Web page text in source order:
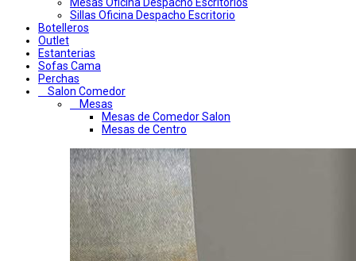
Mesas Oficina Despacho Escritorios
Sillas Oficina Despacho Escritorio
Botelleros
Outlet
Estanterias
Sofas Cama
Perchas
Salon Comedor
Mesas
Mesas de Comedor Salon
Mesas de Centro